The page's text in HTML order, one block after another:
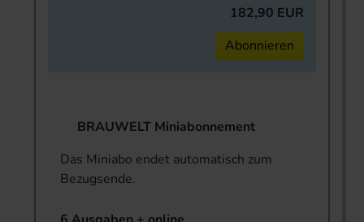
182,90 EUR
Abonnieren
BRAUWELT Miniabonnement
Das Miniabo endet automatisch zum
Bezugsende.